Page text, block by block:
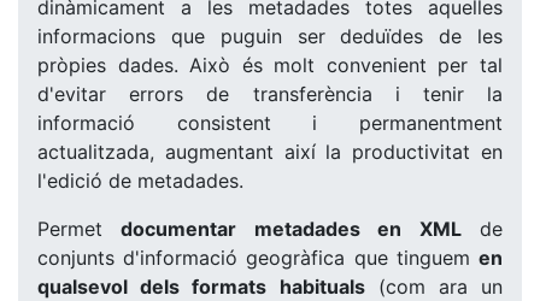
dinàmicament a les metadades totes aquelles
informacions que puguin ser deduïdes de les
pròpies dades. Això és molt convenient per tal
d'evitar errors de transferència i tenir la
informació consistent i permanentment
actualitzada, augmentant així la productivitat en
l'edició de metadades.
Permetdocumentar metadades en XMLde
conjunts d'informació geogràfica que tinguem en
qualsevol dels formats habituals(com ara un